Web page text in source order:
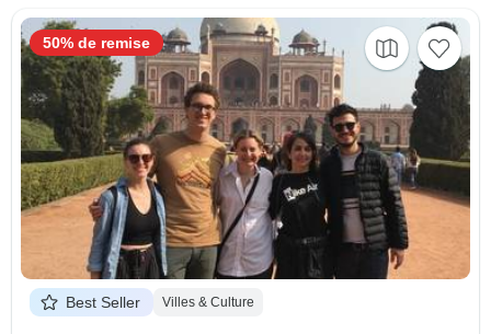
Best Seller Villes & Culture
50% de remise